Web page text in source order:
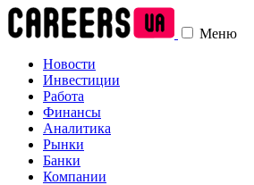
Меню
Новости
Инвестиции
Работа
Финансы
Аналитика
Рынки
Банки
Компании